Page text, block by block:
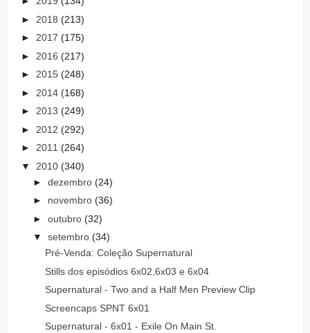
► 2018 (213)
► 2017 (175)
► 2016 (217)
► 2015 (248)
► 2014 (168)
► 2013 (249)
► 2012 (292)
► 2011 (264)
▼ 2010 (340)
► dezembro (24)
► novembro (36)
► outubro (32)
▼ setembro (34)
Pré-Venda: Coleção Supernatural
Stills dos episódios 6x02,6x03 e 6x04
Supernatural - Two and a Half Men Preview Clip
Screencaps SPNT 6x01
Supernatural - 6x01 - Exile On Main St.